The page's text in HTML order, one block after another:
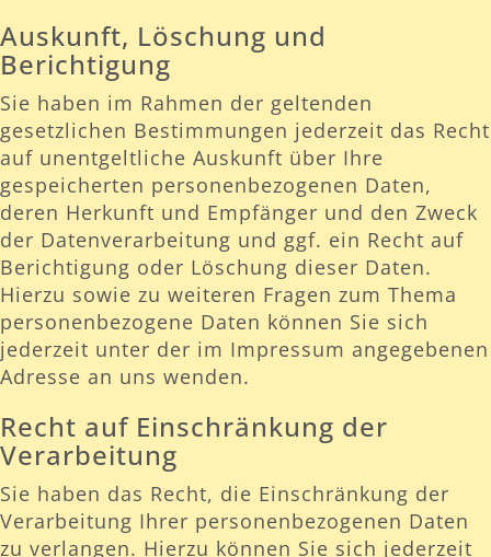
Auskunft, Löschung und
Berichtigung
Sie haben im Rahmen der geltenden
gesetzlichen Bestimmungen jederzeit das Recht
auf unentgeltliche Auskunft über Ihre
gespeicherten personenbezogenen Daten,
deren Herkunft und Empfänger und den Zweck
der Datenverarbeitung und ggf. ein Recht auf
Berichtigung oder Löschung dieser Daten.
Hierzu sowie zu weiteren Fragen zum Thema
personenbezogene Daten können Sie sich
jederzeit unter der im Impressum angegebenen
Adresse an uns wenden.
Recht auf Einschränkung der
Verarbeitung
Sie haben das Recht, die Einschränkung der
Verarbeitung Ihrer personenbezogenen Daten
zu verlangen. Hierzu können Sie sich jederzeit